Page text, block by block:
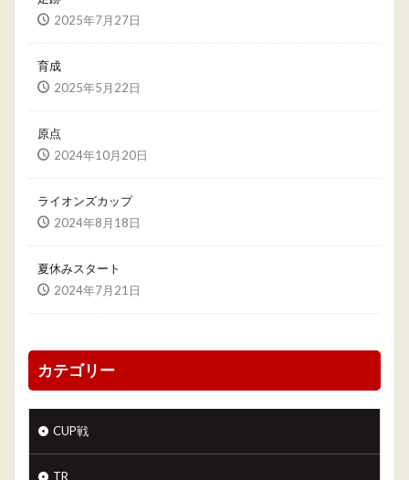
2025年7月27日
育成
2025年5月22日
原点
2024年10月20日
ライオンズカップ
2024年8月18日
夏休みスタート
2024年7月21日
カテゴリー
CUP戦
TR